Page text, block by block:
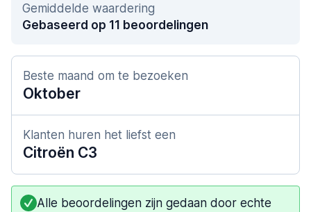
Gemiddelde waardering
Gebaseerd op 11 beoordelingen
Beste maand om te bezoeken
Oktober
Klanten huren het liefst een
Citroën C3
Alle beoordelingen zijn gedaan door echte